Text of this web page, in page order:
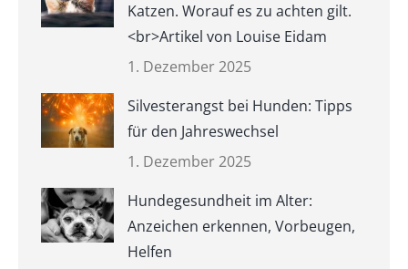
Katzen. Worauf es zu achten gilt.
<br>Artikel von Louise Eidam
1. Dezember 2025
Silvesterangst bei Hunden: Tipps
für den Jahreswechsel
1. Dezember 2025
Hundegesundheit im Alter:
Anzeichen erkennen, Vorbeugen,
Helfen